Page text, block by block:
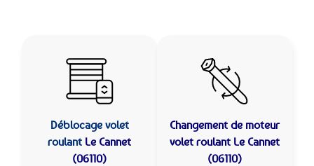
Déblocage volet
roulant Le Cannet
(06110)
Changement de moteur
volet roulant Le Cannet
(06110)